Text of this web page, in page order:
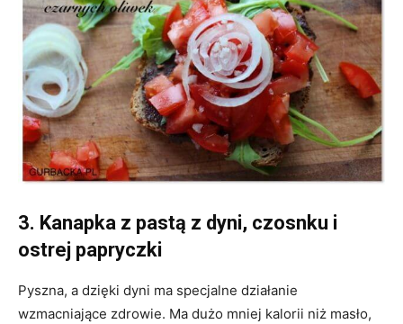
3. Kanapka z pastą z dyni, czosnku i
ostrej papryczki
Pyszna, a dzięki dyni ma specjalne działanie
wzmacniające zdrowie. Ma dużo mniej kalorii niż masło,